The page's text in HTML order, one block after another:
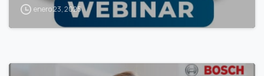
enero 23, 2025